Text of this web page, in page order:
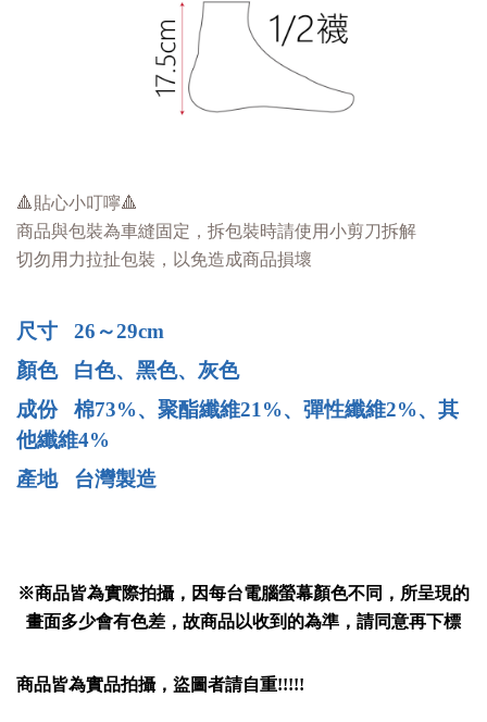
🔺貼心小叮嚀🔺
商品與包裝為車縫固定，拆包裝時請使用小剪刀拆解
切勿用力拉扯包裝，以免造成商品損壞
尺寸 26～29cm
顏色 白色、黑色、灰色
成份 棉73%、聚酯纖維21%、彈性纖維2%、其
他纖維4%
產地 台灣製造
※商品皆為實際拍攝，因每台電腦螢幕顏色不同，所呈現的
畫面多少會有色差，故商品以收到的為準，請同意再下標
商品皆為實品拍攝，盜圖者請自重!!!!!